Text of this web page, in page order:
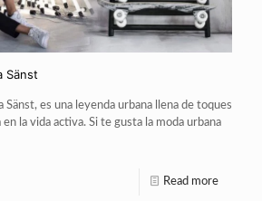
Sänst
Sänst, es una leyenda urbana llena de toques
la vida activa. Si te gusta la moda urbana
Read more